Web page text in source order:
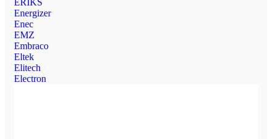
Energizer
Enec
EMZ
Embraco
Eltek
Elitech
Electron